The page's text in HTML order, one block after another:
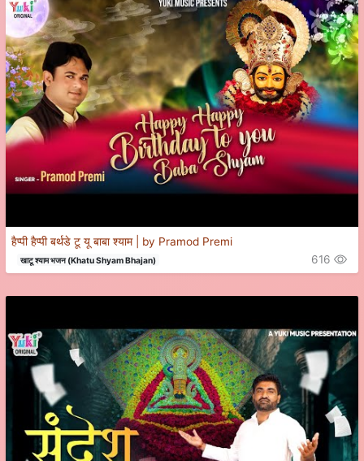
हैप्पी हैप्पी बर्थडे टू यू बाबा श्याम | by Pramod Premi
खाटू श्याम भजन (Khatu Shyam Bhajan) 616